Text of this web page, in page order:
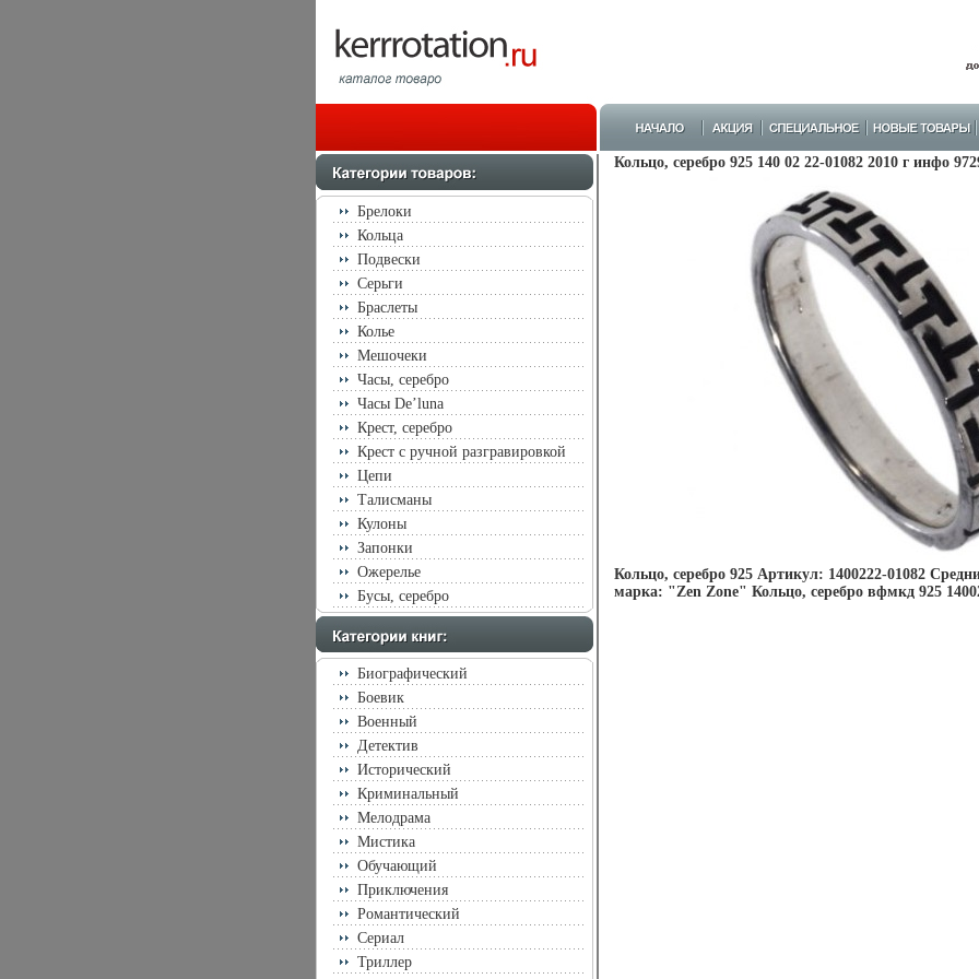
Брелоки
Кольца
Подвески
Серьги
Браслеты
Колье
Мешочеки
Часы, серебро
Часы De’luna
Крест, серебро
Крест с ручной разгравировкой
Цепи
Талисманы
Кулоны
Запонки
Ожерелье
Бусы, серебро
Биографический
Боевик
Военный
Детектив
Исторический
Криминальный
Мелодрама
Мистика
Обучающий
Приключения
Романтический
Сериал
Триллер
Кольцо, серебро 925 140 02 22-01082 2010 г инфо
Кольцо, серебро 925 Артикул: 1400222-01082
марка: "Zen Zone" Кольцо, серебро вфмкд 925